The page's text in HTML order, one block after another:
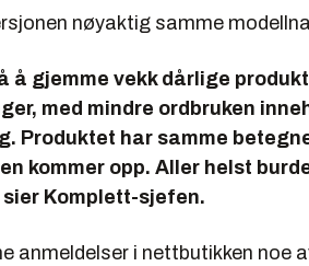
nøyaktig samme
å gjemme vekk dårlige
med mindre ordbruken
Produktet har samme
kommer opp. Aller helst
Komplett-sjefen.
anmeldelser i nettbutikken noe